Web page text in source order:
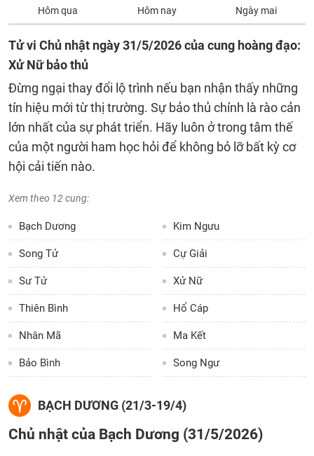
Hôm qua Hôm nay Ngày mai
Tử vi Chủ nhật ngày 31/5/2026 của cung hoàng đạo:
Xử Nữ bảo thủ
Đừng ngại thay đổi lộ trình nếu bạn nhận thấy những
tín hiệu mới từ thị trường. Sự bảo thủ chính là rào cản
lớn nhất của sự phát triển. Hãy luôn ở trong tâm thế
của một người ham học hỏi để không bỏ lỡ bất kỳ cơ
hội cải tiến nào.
Xem theo 12 cung:
Bạch Dương Kim Ngưu
Song Tử Cự Giải
Sư Tử Xử Nữ
Thiên Bình Hổ Cáp
Nhân Mã Ma Kết
Bảo Bình Song Ngư
BẠCH DƯƠNG (21/3-19/4)
Chủ nhật của Bạch Dương (31/5/2026)